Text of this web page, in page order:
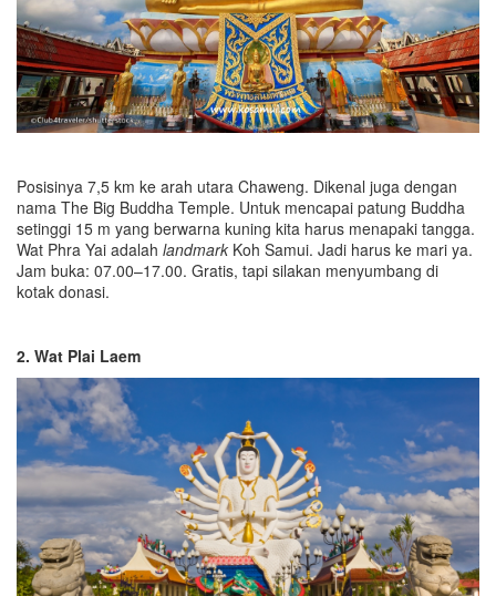
Posisinya 7,5 km ke arah utara Chaweng. Dikenal juga dengan
nama The Big Buddha Temple. Untuk mencapai patung Buddha
setinggi 15 m yang berwarna kuning kita harus menapaki tangga.
Wat Phra Yai adalah landmark Koh Samui. Jadi harus ke mari ya.
Jam buka: 07.00–17.00. Gratis, tapi silakan menyumbang di
kotak donasi.
2. Wat Plai Laem